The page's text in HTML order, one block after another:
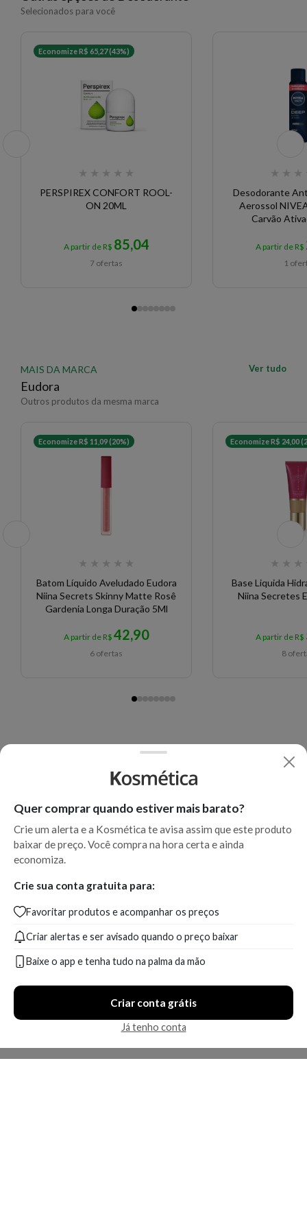
Selecionados para você
Economize R$ 65,27 (43%)
★ ★ ★ ★ ★
PERSPIREX CONFORT ROOL-
ON 20ML
A partir de R$ 85,04
7 ofertas
★ ★ ★
Desodorante
Aerossol
Carvão
A partir de R$
1
MAIS DA MARCA
Eudora
Outros produtos da mesma marca
Ver tudo
Economize R$ 11,09 (20%)
★ ★ ★ ★ ★
Batom Líquido Aveludado Eudora
Niina Secrets Skinny Matte Rosê
Gardenia Longa Duração 5Ml
A partir de R$ 42,90
6 ofertas
Economize R$ 24,00
★ ★ ★
Base Liquida
Niina Secretes
A partir de R$
8
Quer comprar quando estiver mais barato?
Crie um alerta e a Kosmética te avisa assim que este produto
baixar de preço. Você compra na hora certa e ainda
economiza.
Crie sua conta gratuita para:
Favoritar produtos e acompanhar os preços
Criar alertas e ser avisado quando o preço baixar
Baixe o app e tenha tudo na palma da mão
Criar conta grátis
Já tenho conta